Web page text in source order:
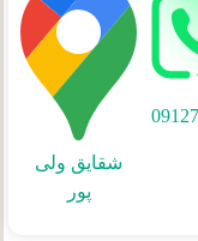
شقایق ولی
پور